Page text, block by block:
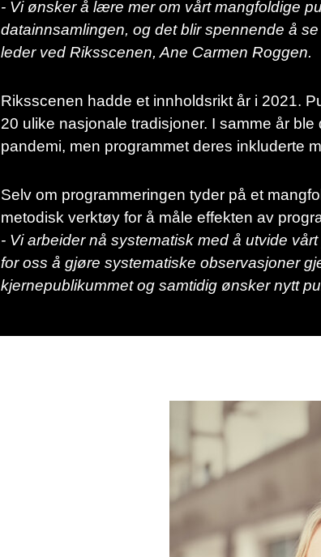
- Vi ønsker å lære mer om vårt mangfoldige
datainnsamlingen, og det blir spennende å
leder ved Riksscenen, Ane Carmen Roggen.
Riksscenen hadde et innholdsrikt år i 2021.
20 ulike nasjonale tradisjoner. I samme år
pandemi, men programmet deres inkluderte
Selv om programmeringen tyder på et
metodisk verktøy for å måle effekten av
- Vi arbeider nå systematisk med å utvide
for oss å gjøre systematiske observasjoner
kjernepublikummet og samtidig ønsker nytt